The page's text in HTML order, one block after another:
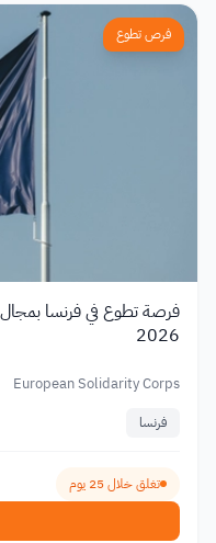
فرص تطوع
فرصة تطوع في فرنسا بمجال
2026
European Solidarity Corps
فرنسا
تغلق خلال 25 يوم